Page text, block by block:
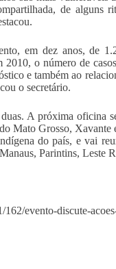
de alguns
em dez anos, de
o número de
e também ao
o secretário.
A próxima oficina
Mato Grosso, Xavante
do país, e vai
Parintins, Leste
evento-discute-